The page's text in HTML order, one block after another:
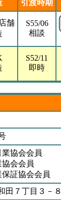
引渡時期
舗
S55/06
相談
S52/11
即時
協会会員
会会員
証協会会員
田７丁目３－